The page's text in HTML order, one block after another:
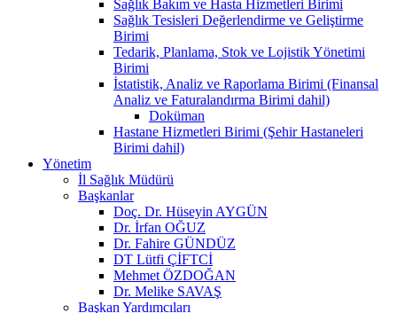
Sağlık Bakım ve Hasta Hizmetleri Birimi
Sağlık Tesisleri Değerlendirme ve Geliştirme
Birimi
Tedarik, Planlama, Stok ve Lojistik Yönetimi
Birimi
İstatistik, Analiz ve Raporlama Birimi (Finansal
Analiz ve Faturalandırma Birimi dahil)
Doküman
Hastane Hizmetleri Birimi (Şehir Hastaneleri
Birimi dahil)
Yönetim
İl Sağlık Müdürü
Başkanlar
Doç. Dr. Hüseyin AYGÜN
Dr. İrfan OĞUZ
Dr. Fahire GÜNDÜZ
DT Lütfi ÇİFTCİ
Mehmet ÖZDOĞAN
Dr. Melike SAVAŞ
Başkan Yardımcıları